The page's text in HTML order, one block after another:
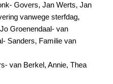
Govers, Jan Werts, Jan
vanwege sterfdag,
Groenendaal- van
Sanders, Familie van
van Berkel, Annie, Thea